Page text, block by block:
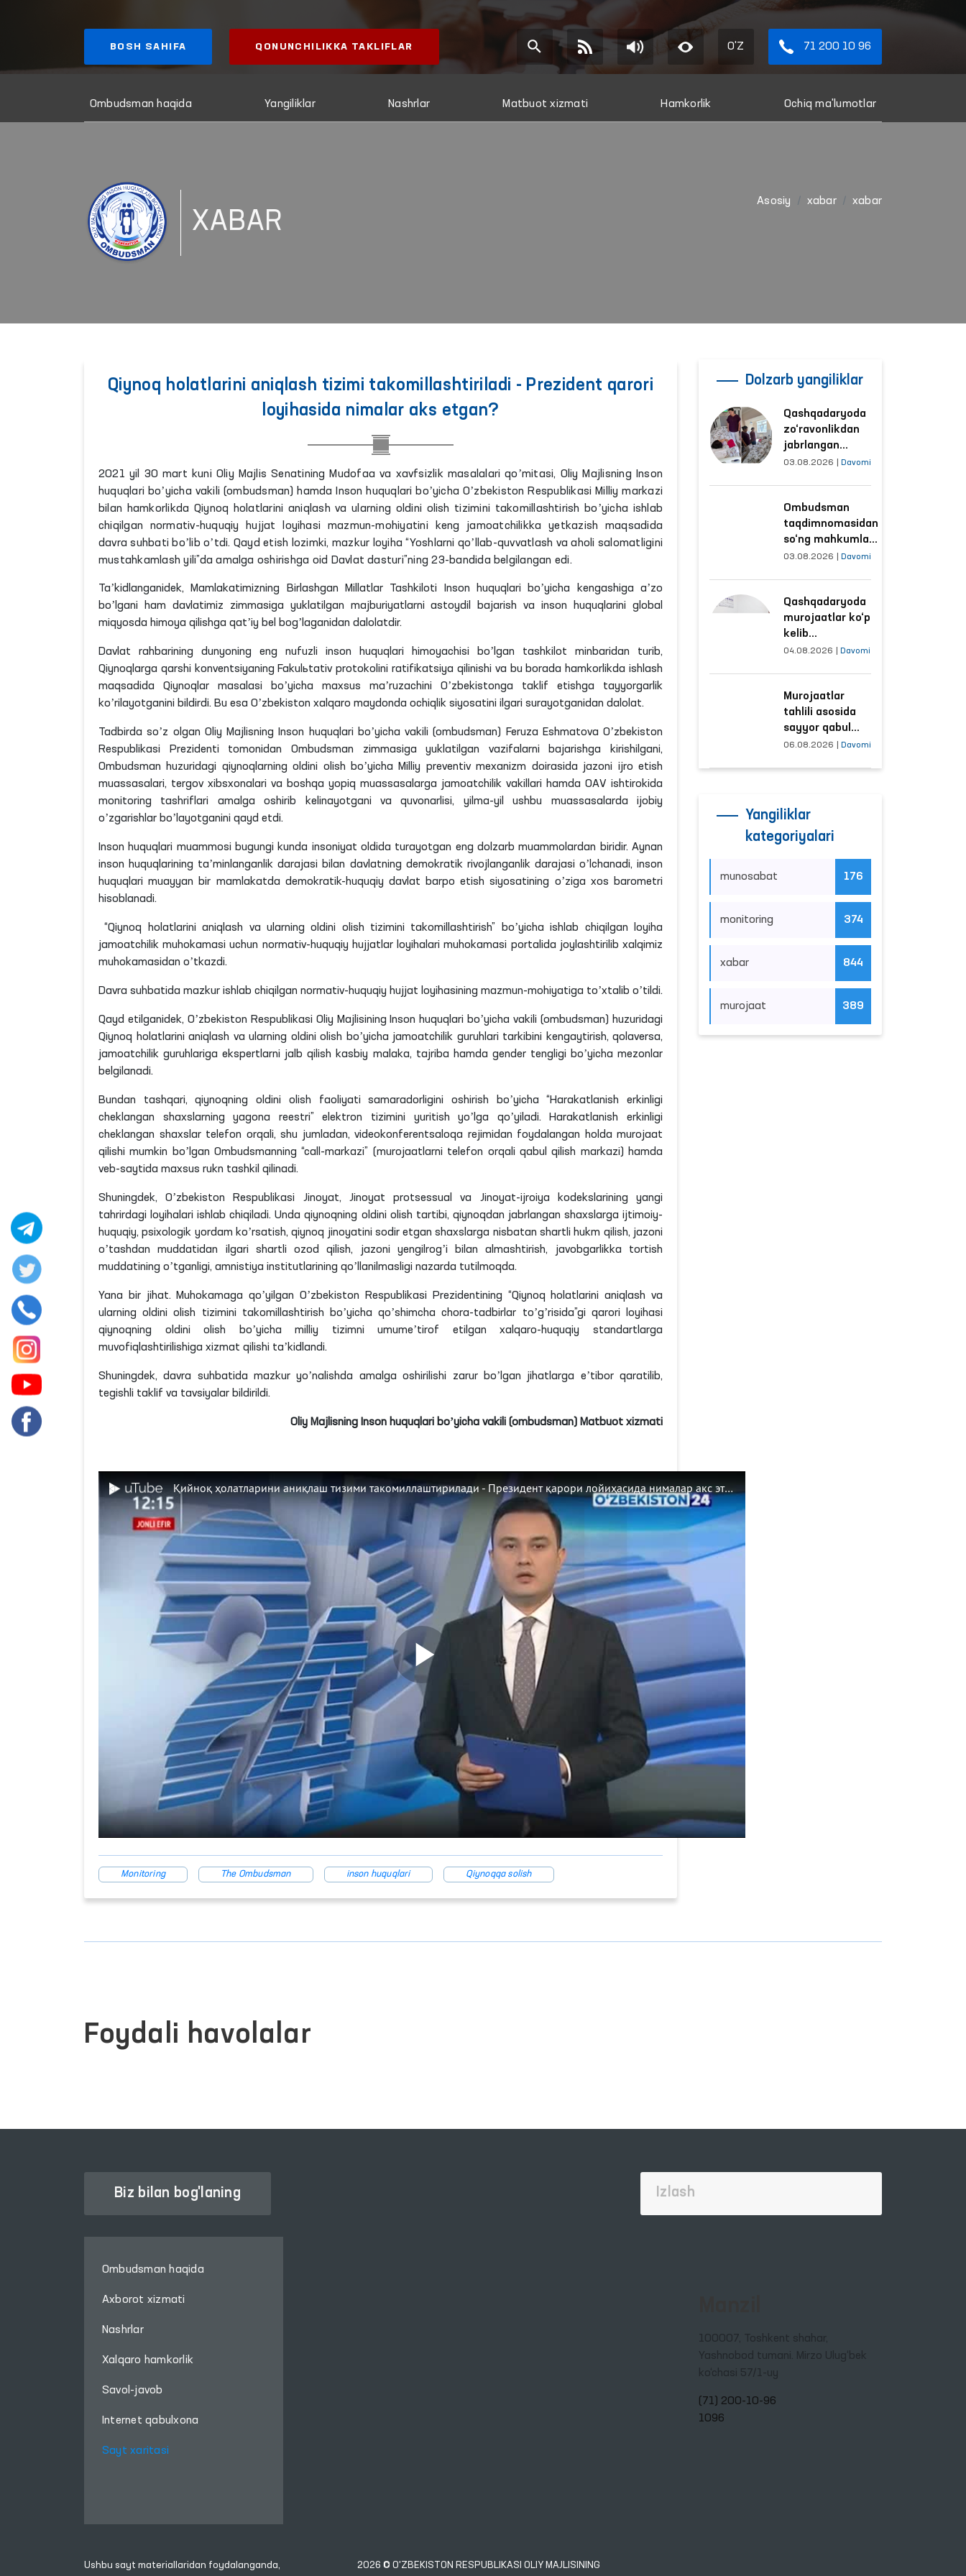
BOSH SAHIFA QONUNCHILIKKA TAKLIFLAR O'Z 71 200 10 96
Ombudsman haqida Yangiliklar Nashrlar Matbuot xizmati Hamkorlik Ochiq ma'lumotlar
XABAR
Asosiy xabar xabar
Qiynoq holatlarini aniqlash tizimi takomillashtiriladi - Prezident qarori
loyihasida nimalar aks etgan?
2021 yil 30 mart kuni Oliy Majlis Senatining Mudofaa va xavfsizlik masalalari qoʼmitasi, Oliy Majlisning Inson
huquqlari boʼyicha vakili (ombudsman) hamda Inson huquqlari boʼyicha Oʼzbekiston Respublikasi Milliy markazi
bilan hamkorlikda Qiynoq holatlarini aniqlash va ularning oldini olish tizimini takomillashtirish boʼyicha ishlab
chiqilgan normativ-huquqiy hujjat loyihasi mazmun-mohiyatini keng jamoatchilikka yetkazish maqsadida
davra suhbati boʼlib oʼtdi. Qayd etish lozimki, mazkur loyiha “Yoshlarni qoʼllab-quvvatlash va aholi salomatligini
mustahkamlash yili”da amalga oshirishga oid Davlat dasturi”ning 23-bandida belgilangan edi.
Taʼkidlanganidek, Mamlakatimizning Birlashgan Millatlar Tashkiloti Inson huquqlari boʼyicha kengashiga aʼzo
boʼlgani ham davlatimiz zimmasiga yuklatilgan majburiyatlarni astoydil bajarish va inson huquqlarini global
miqyosda himoya qilishga qatʼiy bel bogʼlaganidan dalolatdir.
Davlat rahbarining dunyoning eng nufuzli inson huquqlari himoyachisi boʼlgan tashkilot minbaridan turib,
Qiynoqlarga qarshi konventsiyaning Fakulьtativ protokolini ratifikatsiya qilinishi va bu borada hamkorlikda ishlash
maqsadida Qiynoqlar masalasi boʼyicha maxsus maʼruzachini Oʼzbekistonga taklif etishga tayyorgarlik
koʼrilayotganini bildirdi. Bu esa Oʼzbekiston xalqaro maydonda ochiqlik siyosatini ilgari surayotganidan dalolat.
Tadbirda soʼz olgan Oliy Majlisning Inson huquqlari boʼyicha vakili (ombudsman) Feruza Eshmatova Oʼzbekiston
Respublikasi Prezidenti tomonidan Ombudsman zimmasiga yuklatilgan vazifalarni bajarishga kirishilgani,
Ombudsman huzuridagi qiynoqlarning oldini olish boʼyicha Milliy preventiv mexanizm doirasida jazoni ijro etish
muassasalari, tergov xibsxonalari va boshqa yopiq muassasalarga jamoatchilik vakillari hamda OАV ishtirokida
monitoring tashriflari amalga oshirib kelinayotgani va quvonarlisi, yilma-yil ushbu muassasalarda ijobiy
oʼzgarishlar boʼlayotganini qayd etdi.
Inson huquqlari muammosi bugungi kunda insoniyat oldida turayotgan eng dolzarb muammolardan biridir. Аynan
inson huquqlarining taʼminlanganlik darajasi bilan davlatning demokratik rivojlanganlik darajasi oʼlchanadi, inson
huquqlari muayyan bir mamlakatda demokratik-huquqiy davlat barpo etish siyosatining oʼziga xos barometri
hisoblanadi.
“Qiynoq holatlarini aniqlash va ularning oldini olish tizimini takomillashtirish” boʼyicha ishlab chiqilgan loyiha
jamoatchilik muhokamasi uchun normativ-huquqiy hujjatlar loyihalari muhokamasi portalida joylashtirilib xalqimiz
muhokamasidan oʼtkazdi.
Davra suhbatida mazkur ishlab chiqilgan normativ-huquqiy hujjat loyihasining mazmun-mohiyatiga toʼxtalib oʼtildi.
Qayd etilganidek, Oʼzbekiston Respublikasi Oliy Majlisining Inson huquqlari boʼyicha vakili (ombudsman) huzuridagi
Qiynoq holatlarini aniqlash va ularning oldini olish boʼyicha jamoatchilik guruhlari tarkibini kengaytirish, qolaversa,
jamoatchilik guruhlariga ekspertlarni jalb qilish kasbiy malaka, tajriba hamda gender tengligi boʼyicha mezonlar
belgilanadi.
Bundan tashqari, qiynoqning oldini olish faoliyati samaradorligini oshirish boʼyicha “Harakatlanish erkinligi
cheklangan shaxslarning yagona reestri” elektron tizimini yuritish yoʼlga qoʼyiladi. Harakatlanish erkinligi
cheklangan shaxslar telefon orqali, shu jumladan, videokonferentsaloqa rejimidan foydalangan holda murojaat
qilishi mumkin boʼlgan Ombudsmanning “call-markazi” (murojaatlarni telefon orqali qabul qilish markazi) hamda
veb-saytida maxsus rukn tashkil qilinadi.
Shuningdek, Oʼzbekiston Respublikasi Jinoyat, Jinoyat protsessual va Jinoyat-ijroiya kodekslarining yangi
tahrirdagi loyihalari ishlab chiqiladi. Unda qiynoqning oldini olish tartibi, qiynoqdan jabrlangan shaxslarga ijtimoiy-
huquqiy, psixologik yordam koʼrsatish, qiynoq jinoyatini sodir etgan shaxslarga nisbatan shartli hukm qilish, jazoni
oʼtashdan muddatidan ilgari shartli ozod qilish, jazoni yengilrogʼi bilan almashtirish, javobgarlikka tortish
muddatining oʼtganligi, amnistiya institutlarining qoʼllanilmasligi nazarda tutilmoqda.
Yana bir jihat. Muhokamaga qoʼyilgan Oʼzbekiston Respublikasi Prezidentining “Qiynoq holatlarini aniqlash va
ularning oldini olish tizimini takomillashtirish boʼyicha qoʼshimcha chora-tadbirlar toʼgʼrisida”gi qarori loyihasi
qiynoqning oldini olish boʼyicha milliy tizimni umumeʼtirof etilgan xalqaro-huquqiy standartlarga
muvofiqlashtirilishiga xizmat qilishi taʼkidlandi.
Shuningdek, davra suhbatida mazkur yoʼnalishda amalga oshirilishi zarur boʼlgan jihatlarga eʼtibor qaratilib,
tegishli taklif va tavsiyalar bildirildi.
Oliy Majlisning Inson huquqlari boʼyicha vakili (ombudsman) Matbuot xizmati
Monitoring The Ombudsman inson huquqlari Qiynoqqa solish
Dolzarb yangiliklar
Qashqadaryoda
zo‘ravonlikdan
jabrlangan
ayolning holati
o‘rganildi
03.08.2026 Davomi
Ombudsman
taqdimnomasidan
so‘ng mahkumlar
mehnat
sharoitlar
yaxshilandi
03.08.2026 Davomi
Qashqadaryoda
murojaatlar ko‘p
kelib
tushayotgan
yo‘lga qo‘yildi
04.08.2026 Davomi
Murojaatlar
tahlili asosida
sayyor qabul
o‘tkaziladigan
06.08.2026 Davomi
Yangiliklar
kategoriyalari
munosabat 176
monitoring 374
xabar 844
murojaat 389
Foydali havolalar
Biz bilan bog'laning
Ombudsman haqida
Axborot xizmati
Nashrlar
Xalqaro hamkorlik
Savol-javob
Internet qabulxona
Sayt xaritasi
100007, Toshkent shahar,
Yashnobod tumani. Mirzo Ulug‘bek
ko‘chasi 57/1-uy
(71) 200-10-96
1096
Ushbu sayt materiallaridan foydalanganda, 2026 © O'ZBEKISTON RESPUBLIKASI OLIY MAJLISINING